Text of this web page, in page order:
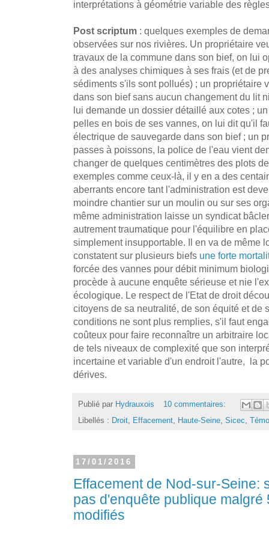
interprétations à géométrie variable des
Post scriptum : quelques exemples de
observées sur nos rivières. Un propriétaire
travaux de la commune dans son bief, on lui
à des analyses chimiques à ses frais (et de
sédiments s'ils sont pollués) ; un propriétaire
dans son bief sans aucun changement du lit
lui demande un dossier détaillé aux cotes ;
pelles en bois de ses vannes, on lui dit qu'il
électrique de sauvegarde dans son bief ; un
passes à poissons, la police de l'eau vient
changer de quelques centimètres des plots
exemples comme ceux-là, il y en a des
aberrants encore tant l'administration est
moindre chantier sur un moulin ou sur ses
même administration laisse un syndicat
autrement traumatique pour l'équilibre en
simplement insupportable. Il en va de même
constatent sur plusieurs biefs une forte
forcée des vannes pour débit minimum
procède à aucune enquête sérieuse et nie
écologique. Le respect de l'Etat de droit
citoyens de sa neutralité, de son équité et de
conditions ne sont plus remplies, s'il faut
coûteux pour faire reconnaître un arbitraire
de tels niveaux de complexité que son
incertaine et variable d'un endroit l'autre, la
dérives.
Publié par Hydrauxois
10 commentaires:
Libellés : Droit, Effacement, Haute-Seine, Sicec,
17/01/2016
Effacement de Nod-sur-Seine:
pas d'enquête publique malgré
modifiés